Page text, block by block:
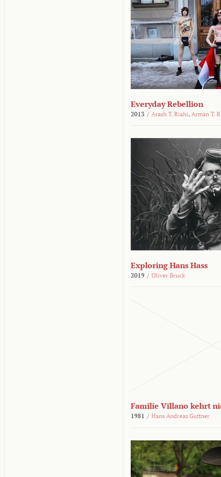
Everyday Rebellion
2013 / Arash T. Riahi, Arman T.
Exploring Hans Hass
2019 / Oliver Bruck
Familie Villano kehrt
1981 / Hans Andreas Guttner